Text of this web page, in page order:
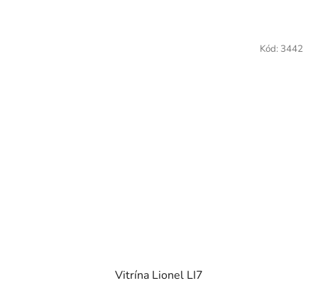
Vitrína Lionel LI7
Kód: 3442